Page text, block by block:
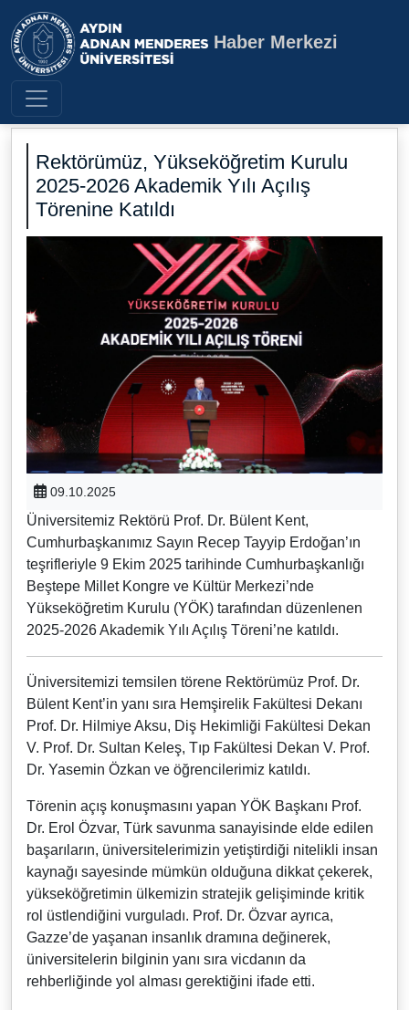
Aydın Adnan Menderes
Haber Merkezi
Rektörümüz, Yükseköğretim Kurulu
2025-2026 Akademik Yılı Açılış
Törenine Katıldı
09.10.2025
Üniversitemiz Rektörü Prof. Dr. Bülent Kent,
Cumhurbaşkanımız Sayın Recep Tayyip Erdoğan’ın
teşrifleriyle 9 Ekim 2025 tarihinde Cumhurbaşkanlığı
Beştepe Millet Kongre ve Kültür Merkezi’nde
Yükseköğretim Kurulu (YÖK) tarafından düzenlenen
2025-2026 Akademik Yılı Açılış Töreni’ne katıldı.
Üniversitemizi temsilen törene Rektörümüz Prof. Dr.
Bülent Kent’in yanı sıra Hemşirelik Fakültesi Dekanı
Prof. Dr. Hilmiye Aksu, Diş Hekimliği Fakültesi Dekan
V. Prof. Dr. Sultan Keleş, Tıp Fakültesi Dekan V. Prof.
Dr. Yasemin Özkan ve öğrencilerimiz katıldı.
Törenin açış konuşmasını yapan YÖK Başkanı Prof.
Dr. Erol Özvar, Türk savunma sanayisinde elde edilen
başarıların, üniversitelerimizin yetiştirdiği nitelikli insan
kaynağı sayesinde mümkün olduğuna dikkat çekerek,
yükseköğretimin ülkemizin stratejik gelişiminde kritik
rol üstlendiğini vurguladı. Prof. Dr. Özvar ayrıca,
Gazze’de yaşanan insanlık dramına değinerek,
üniversitelerin bilginin yanı sıra vicdanın da
rehberliğinde yol alması gerektiğini ifade etti.